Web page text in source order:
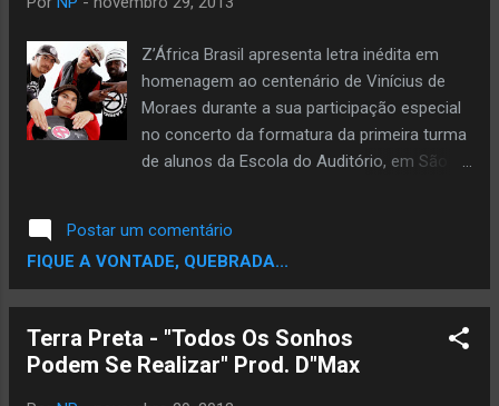
com shows de artistas nacionais e
internacionais. Os fãs e o público interessado
em descobrir novos nomes que estão prontos
para ganhar o mundo podem adquirir ingressos
para todos os shows e a preços acessíveis. Os
Z’África Brasil apresenta letra inédita em
homenagem ao centenário de Vinícius de
Moraes durante a sua participação especial
no concerto da formatura da primeira turma
de alunos da Escola do Auditório, em São
(Oba) e com a Orquestra Furiosa,
acompanhada do coral, é um momento
histórico na trajetória de 18 anos do
de semana, dia 30, sábado, às 21h, e
domingo, dia 1º, às 19h, no Auditório
Ibirapuera. A entrada é gratuita. O Z’África
Postar um comentário
FIQUE A VONTADE, QUEBRADA...
Terra Preta - "Todos Os Sonhos
Podem Se Realizar" Prod. D"Max